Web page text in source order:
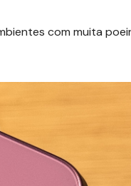
com muita